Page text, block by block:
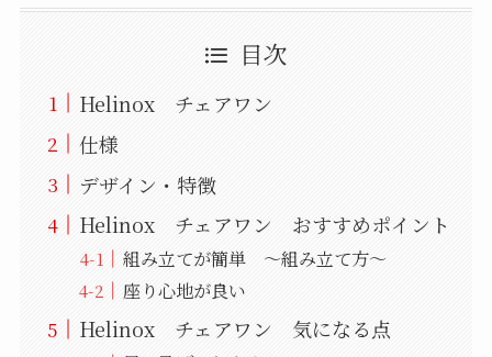
目次
Helinox チェアワン
仕様
デザイン・特徴
Helinox チェアワン おすすめポイント
組み立てが簡単 ～組み立て方～
座り心地が良い
Helinox チェアワン 気になる点